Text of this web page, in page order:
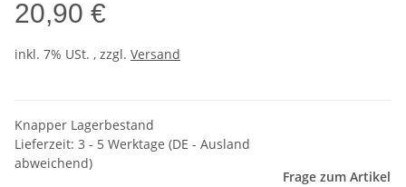
20,90 €
inkl. 7% USt. , zzgl. Versand
Knapper Lagerbestand
Lieferzeit: 3 - 5 Werktage (DE - Ausland
abweichend)
Frage zum Artikel